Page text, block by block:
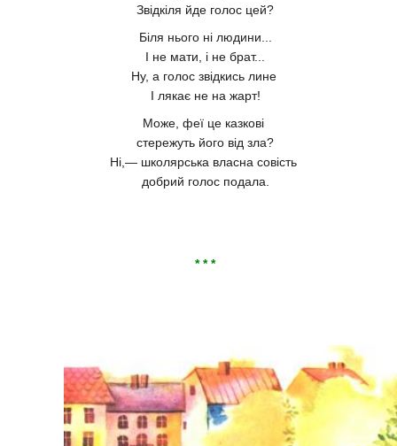
Звідкіля йде голос цей?
Біля нього ні людини...
І не мати, і не брат...
Ну, а голос звідкись лине
І лякає не на жарт!
Може, феї це казкові
стережуть його від зла?
Ні,— школярська власна совість
добрий голос подала.
* * *